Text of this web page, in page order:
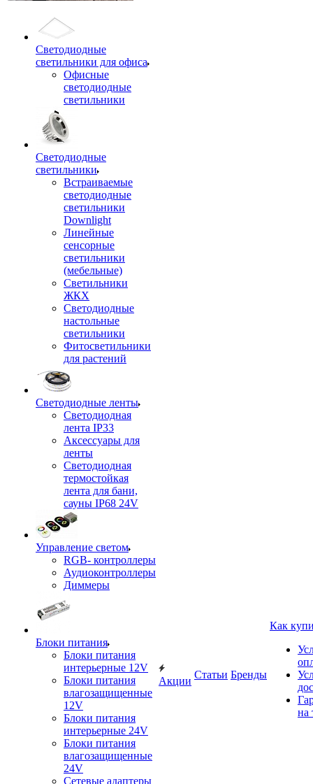
Светодиодные
светильники для офиса
Офисные
светодиодные
светильники
Светодиодные
светильники
Встраиваемые
светодиодные
светильники
Downlight
Линейные
сенсорные
светильники
(мебельные)
Светильники
ЖКХ
Светодиодные
настольные
светильники
Фитосветильники
для растений
Светодиодные ленты
Светодиодная
лента IP33
Аксессуары для
ленты
Светодиодная
термостойкая
лента для бани,
сауны IP68 24V
Управление светом
RGB- контроллеры
Аудиоконтроллеры
Диммеры
Блоки питания
Блоки питания
интерьерные 12V
Блоки питания
влагозащищенные
12V
Блоки питания
интерьерные 24V
Блоки питания
влагозащищенные
24V
Сетевые адаптеры
Акции
Статьи Бренды
Как
на